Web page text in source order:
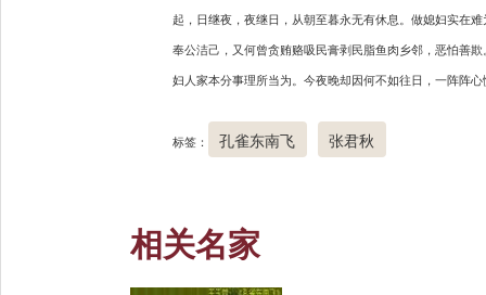
起，日继夜，夜继日，从朝至暮永无有休息。做媳妇实在
奉公洁己，又何曾贪贿赂吸民膏剥民脂鱼肉乡邻，恶怕善
妇人家本分事理所当为。今夜晚却因何不如往日，一阵阵
标签： 孔雀东南飞 张君秋
相关名家